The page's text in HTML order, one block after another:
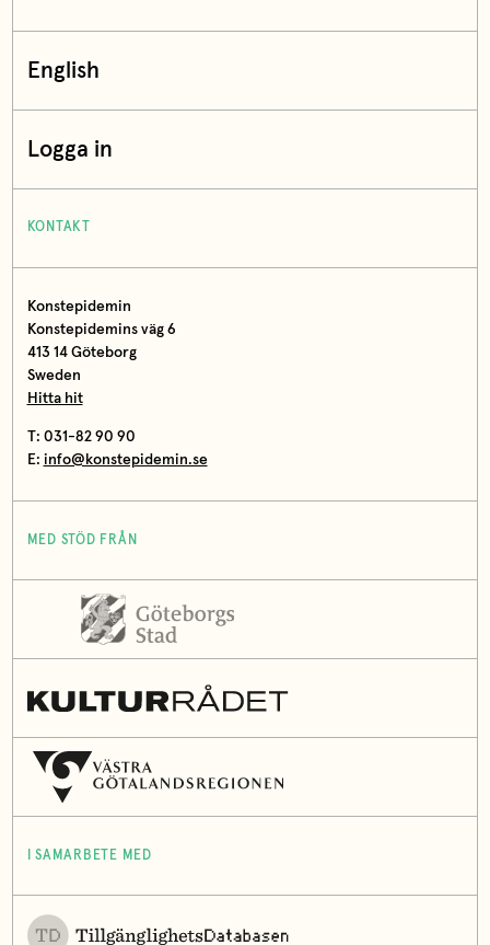
English
Logga in
KONTAKT
Konstepidemin
Konstepidemins väg 6
413 14 Göteborg
Sweden
Hitta hit
T: 031-82 90 90
E: info@konstepidemin.se
MED STÖD FRÅN
I SAMARBETE MED